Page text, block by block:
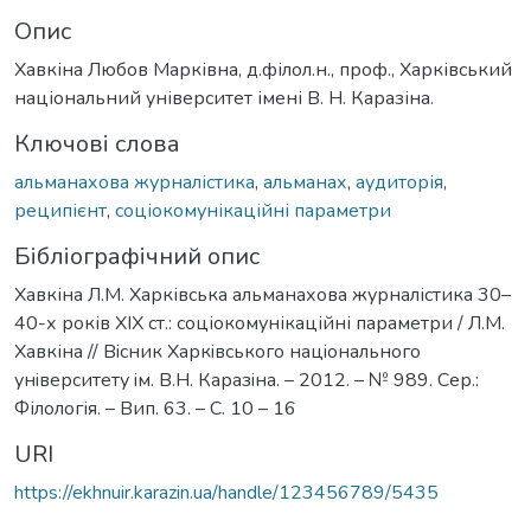
Опис
Хавкіна Любов Марківна, д.філол.н., проф., Харківський
національний університет імені В. Н. Каразіна.
Ключові слова
альманахова журналістика, альманах, аудиторія,
реципієнт, соціокомунікаційні параметри
Бібліографічний опис
Хавкіна Л.М. Харківська альманахова журналістика 30–
40-х років ХІХ ст.: соціокомунікаційні параметри / Л.М.
Хавкіна // Вiсник Харкiвського нацiонального
унiверситету iм. В.Н. Каразiна. – 2012. – № 989. Сер.:
Філологія. – Вип. 63. – С. 10 – 16
URI
https://ekhnuir.karazin.ua/handle/123456789/5435